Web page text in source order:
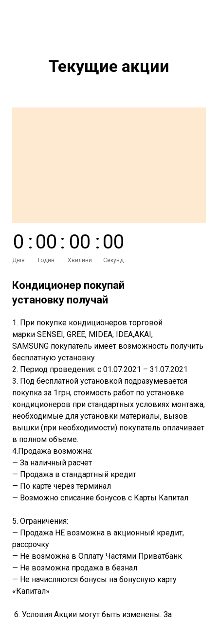
Текущие акции
0
Днів
: 00
Годин
: 00
Хвилини
: 00
Секунд
Кондиционер покупай
установку получай
1. При покупке кондиционеров торговой
марки SENSEI, GREE, MIDEA, IDEA,AKAI,
SAMSUNG покупатель имеет возможность получить
бесплатную установку
2. Период проведения: с 01.07.2021 – 31.07.2021
3. Под бесплатной установкой подразумевается
покупка за 1грн, стоимость работ по установке
кондиционеров при стандартных условиях монтажа,
необходимые для установки материалы, вызов
вышки (при необходимости) покупатель оплачивает
в полном объеме.
4.Продажа возможна:
— За наличный расчет
— Продажа в стандартный кредит
— По карте через терминал
— Возможно списание бонусов с Карты Капитал
5. Ограничения:
— Продажа НЕ возможна в акционный кредит,
рассрочку
— Не возможна в Оплату Частями Приватбанк
— Не возможна продажа в безнал
— Не начисляются бонусы на бонусную карту
«Капитал»
6. Условия Акции могут быть изменены. За